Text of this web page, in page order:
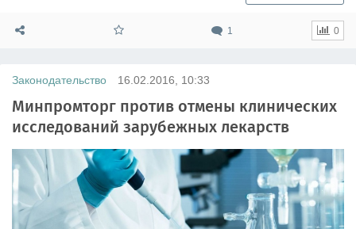
1 0
Законодательство 16.02.2016, 10:33
Минпромторг против отмены клинических
исследований зарубежных лекарств